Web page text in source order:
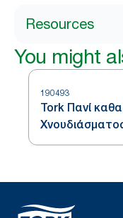
Resources
You might
190493
Tork Πανί